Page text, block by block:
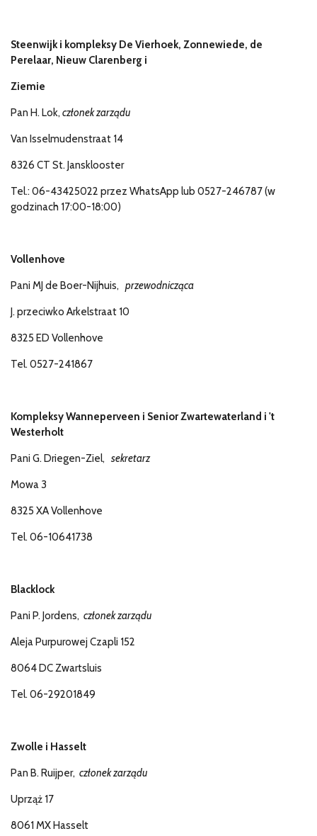
Steenwijk i kompleksy De Vierhoek, Zonnewiede, de
Perelaar, Nieuw Clarenberg i
Ziemie
Pan H. Lok, członek zarządu
Van Isselmudenstraat 14
8326 CT St. Jansklooster
Tel.: 06-43425022 przez WhatsApp lub 0527-246787 (w
godzinach 17:00-18:00)
Vollenhove
Pani MJ de Boer-Nijhuis, przewodnicząca
J. przeciwko Arkelstraat 10
8325 ED Vollenhove
Tel. 0527-241867
Kompleksy Wanneperveen i Senior Zwartewaterland i 't
Westerholt
Pani G. Driegen-Ziel, sekretarz
Mowa 3
8325 XA Vollenhove
Tel. 06-10641738
Blacklock
Pani P. Jordens, członek zarządu
Aleja Purpurowej Czapli 152
8064 DC Zwartsluis
Tel. 06-29201849
Zwolle i Hasselt
Pan B. Ruijper, członek zarządu
Uprząż 17
8061 MX Hasselt